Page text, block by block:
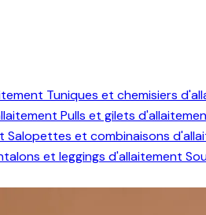
Tuniques et chemisiers
Pulls et gilets
Salopettes et combinaisons
et leggings d'allaitement